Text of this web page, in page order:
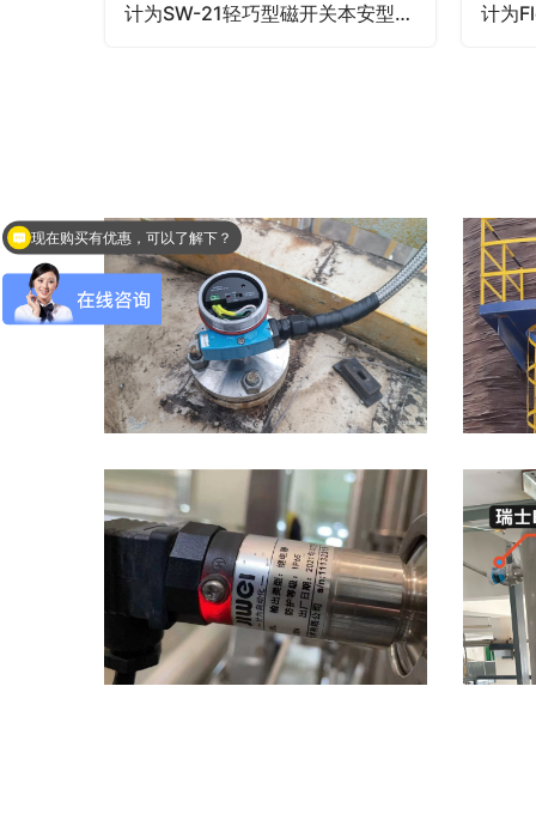
计为SW-21轻巧型磁开关本安型防爆证书
您需要测量液体吗？
现在购买有优惠，可以了解下？